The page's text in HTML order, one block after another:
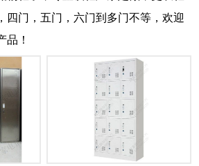
四门，五门，六门到多门不等，欢迎
品！